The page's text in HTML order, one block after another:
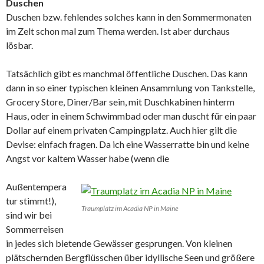
Duschen
Duschen bzw. fehlendes solches kann in den Sommermonaten
im Zelt schon mal zum Thema werden. Ist aber durchaus
lösbar.
Tatsächlich gibt es manchmal öffentliche Duschen. Das kann
dann in so einer typischen kleinen Ansammlung von Tankstelle,
Grocery Store, Diner/Bar sein, mit Duschkabinen hinterm
Haus, oder in einem Schwimmbad oder man duscht für ein paar
Dollar auf einem privaten Campingplatz. Auch hier gilt die
Devise: einfach fragen. Da ich eine Wasserratte bin und keine
Angst vor kaltem Wasser habe (wenn die
Traumplatz im Acadia NP in Maine
Außentempera
tur stimmt!),
sind wir bei
Sommerreisen
in jedes sich bietende Gewässer gesprungen. Von kleinen
plätschernden Bergflüsschen über idyllische Seen und größere